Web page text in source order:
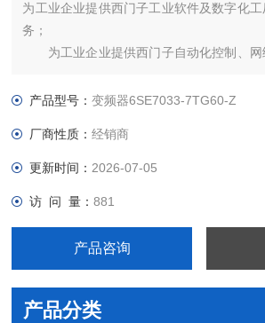
为工业企业提供西门子工业软件及数字化
务；
为工业企业提供西门子自动化控制、网
西门子8PT配电产品、能源集团自动化等
产品型号：变频器6SE7033-7TG60-Z
厂商性质：经销商
更新时间： 2026-07-05
访 问 量：881
产品咨询
产品分类